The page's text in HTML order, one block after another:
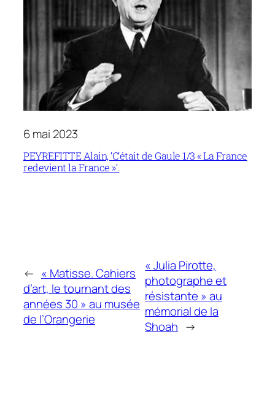
6 mai 2023
PEYREFITTE Alain, ‘C’était de Gaule 1/3 « La France
redevient la France »‘.
← « Matisse. Cahiers
d’art, le tournant des
années 30 » au musée
de l’Orangerie
« Julia Pirotte,
photographe et
résistante » au
mémorial de la
Shoah →